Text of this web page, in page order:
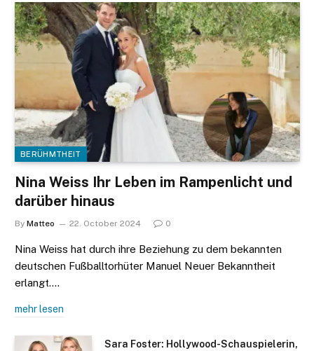
BERÜHMTHEIT
Nina Weiss Ihr Leben im Rampenlicht und
darüber hinaus
By Matteo 22. October 2024 0
Nina Weiss hat durch ihre Beziehung zu dem bekannten
deutschen Fußballtorhüter Manuel Neuer Bekanntheit
erlangt.…
mehr lesen
Sara Foster: Hollywood-Schauspielerin,